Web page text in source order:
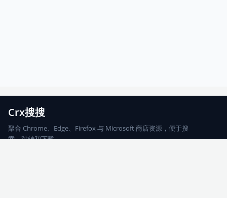
Crx搜搜
聚合 Chrome、Edge、Firefox 与 Microsoft 商店资源，便于搜
索、跳转和下载。